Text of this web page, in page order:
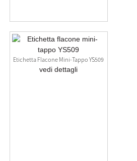
Etichetta Flacone Mini-Tappo YS509
vedi dettagli